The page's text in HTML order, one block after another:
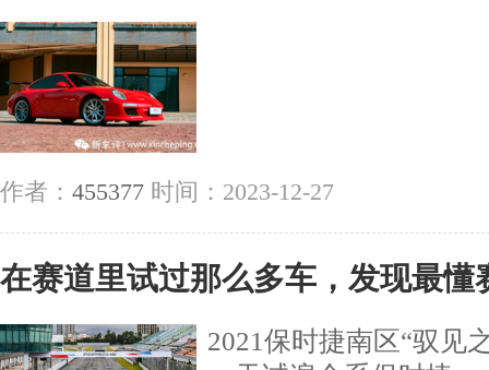
作者： 455377 时间：2023-12-27
在赛道里试过那么多车，发现最懂
2021保时捷南区“驭见